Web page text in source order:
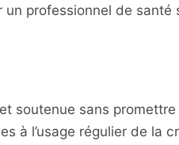
professionnel de santé
soutenue sans
à l’usage régulier de la